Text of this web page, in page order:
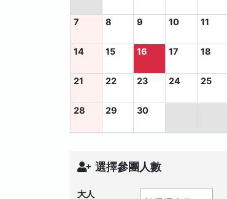
7 8 9 10 11
14 15 16 17 18
21 22 23 24 25
28 29 30
選擇參團人數
大人